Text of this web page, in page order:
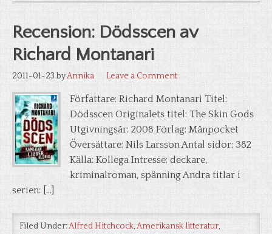
Recension: Dödsscen av
Richard Montanari
2011-01-23 byAnnika Leave a Comment
Författare: Richard Montanari Titel:
Dödsscen Originalets titel: The Skin Gods
Utgivningsår: 2008 Förlag: Månpocket
Översättare: Nils Larsson Antal sidor: 382
Källa: Kollega Intresse: deckare,
kriminalroman, spänning Andra titlar i
serien: […]
Filed Under:Alfred Hitchcock,Amerikansk litteratur,